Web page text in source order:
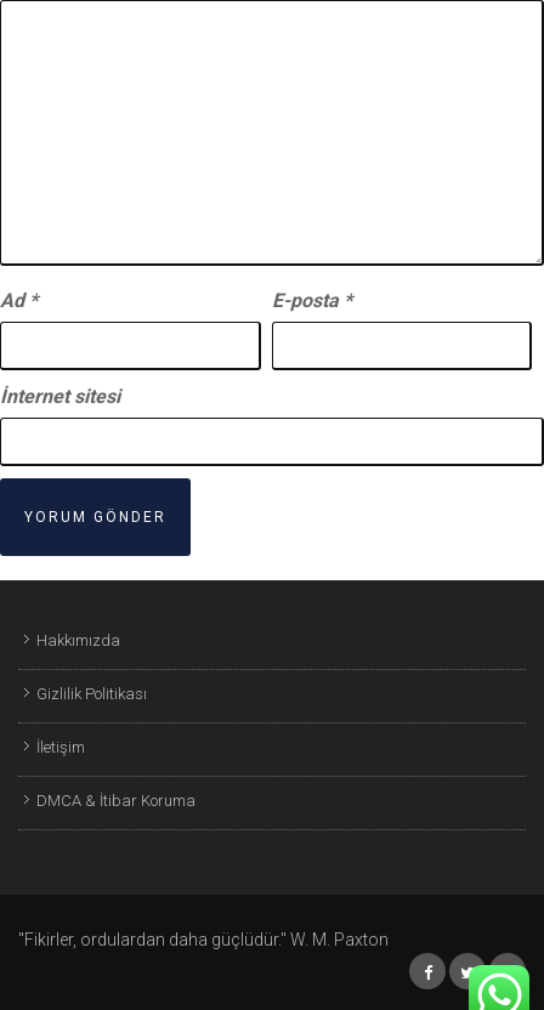
Ad * E-posta *
İnternet sitesi
Hakkımızda
Gizlilik Politikası
İletişim
DMCA & İtibar Koruma
"Fikirler, ordulardan daha güçlüdür." W. M. Paxton